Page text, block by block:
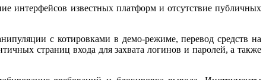
интерфейсов известных платформ и отсутствие публичных
с котировками в демо-режиме, перевод средств на
страниц входа для захвата логинов и паролей, а также